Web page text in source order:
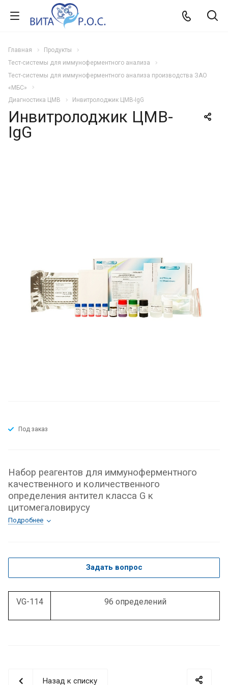
Главная
Продукты
Тест-системы для иммуноферментного анализа
Тест-системы для иммуноферментного анализа производства ЗАО
«МБС»
Диагностика ЦМВ
Инвитролоджик ЦМВ-IgG
Инвитролоджик ЦМВ-
IgG
Под заказ
Набор реагентов для иммуноферментного
качественного и количественного
определения антител класса G к
цитомегаловирусу
Подробнее
Задать вопрос
VG-114 96 определений
Назад к списку